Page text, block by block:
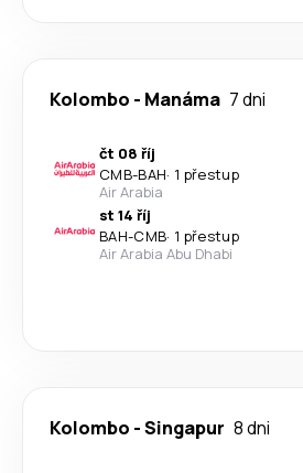
Kolombo - Manáma 7 dni
čt 08 říj
CMB-BAH· 1 přestup
Air Arabia
st 14 říj
BAH-CMB· 1 přestup
Air Arabia Abu Dhabi
Kolombo -Singapur 8 dni